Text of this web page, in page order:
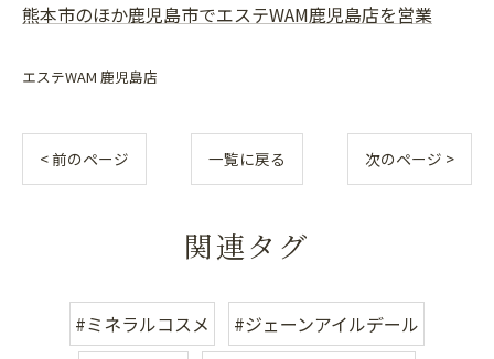
熊本市のほか鹿児島市でエステWAM鹿児島店を営業
エステWAM 鹿児島店
< 前のページ 一覧に戻る 次のページ >
関連タグ
#ミネラルコスメ
#ジェーンアイルデール